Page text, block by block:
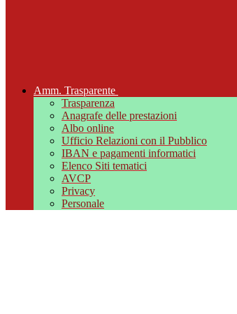
Amm. Trasparente
Trasparenza
Anagrafe delle prestazioni
Albo online
Ufficio Relazioni con il Pubblico
IBAN e pagamenti informatici
Elenco Siti tematici
AVCP
Privacy
Personale